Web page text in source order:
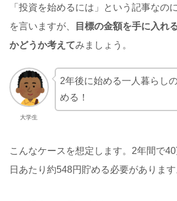
「投資を始めるには」という記事なの
を言いますが、
目標の金額を手に入れ
かどうか考えてみましょう。
大学生
2年後に始める一人暮らし
める！
こんなケースを想定します。2年間で
日あたり約548円貯める必要があります